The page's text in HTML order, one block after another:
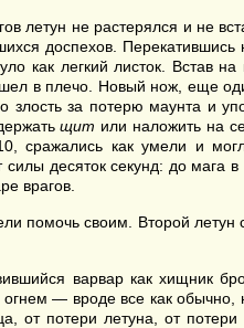
летун не растерялся и не
доспехов.
как легкий листок. Встав
в плечо. Новый нож, еще
злость за потерю маунта и
щит или наложить на
сражались как умели и
десяток секунд: до мага
врагов.
помочь своим. Второй летун
варвар как хищник
— вроде все как обычно,
от потери летуна, от